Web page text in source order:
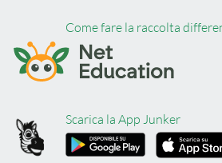
Come fare la raccolta
Scarica la App Junker